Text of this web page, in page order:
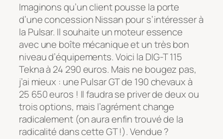
Imaginons qu’un client pousse la porte
d’une concession Nissan pour s’intéresser à
la Pulsar. Il souhaite un moteur essence
avec une boîte mécanique et un très bon
niveau d’équipements. Voici la DIG-T 115
Tekna à 24 290 euros. Mais ne bougez pas,
j’ai mieux : une Pulsar GT de 190 chevaux à
25 650 euros ! Il faudra se priver de deux ou
trois options, mais l’agrément change
radicalement (on aura enfin trouvé de la
radicalité dans cette GT !). Vendue ?